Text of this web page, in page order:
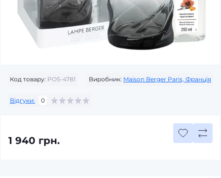
Код товару: POS-4781 Виробник: Maison Berger Paris, Франція
Відгуки: 0
1 940 грн.